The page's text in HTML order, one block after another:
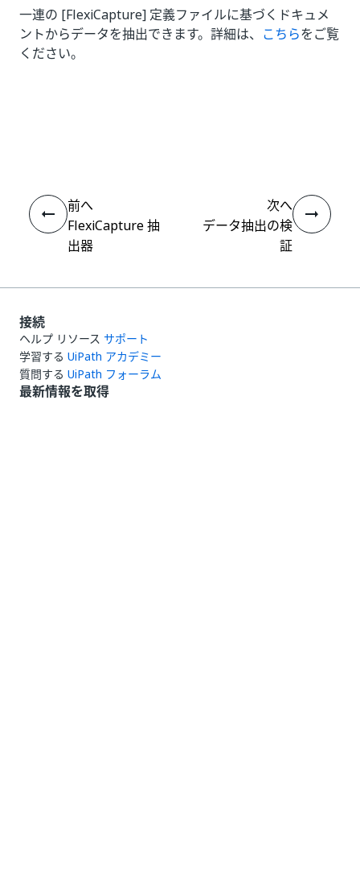
一連の [FlexiCapture] 定義ファイルに基づくドキュメ
ントからデータを抽出できます。詳細は、 こちらをご覧
ください。
前へ
FlexiCapture 抽
出器
次へ
データ抽出の検
証
接続
ヘルプ リソース サポート
学習する UiPath アカデミー
質問する UiPath フォーラム
最新情報を取得